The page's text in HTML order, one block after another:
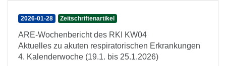
2026-01-28 Zeitschriftenartikel
ARE-Wochenbericht des RKI KW04
Aktuelles zu akuten respiratorischen Erkrankungen
4. Kalenderwoche (19.1. bis 25.1.2026)